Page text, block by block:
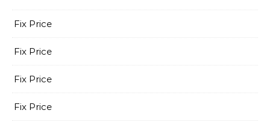
Fix Price
Fix Price
Fix Price
Fix Price